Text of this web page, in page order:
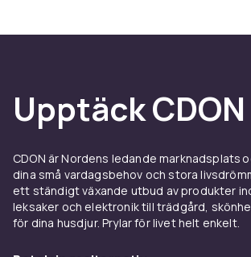
Skobehandling och färgmedel
återställa färgen på nötta
Impregneringsspray är ett måste
och bör appliceras regelbundet för
bibehålla det vattenavvisande
alltid skorna innan du applicerar
för bästa resultat.
Polering och skydd
Upptäck CDON
CDON är Nordens ledande marknadsplats
dina små vardagsbehov och stora
ett ständigt växande utbud av produkter
leksaker och elektronik till trädgård,
för dina husdjur. Prylar för livet helt enkelt.